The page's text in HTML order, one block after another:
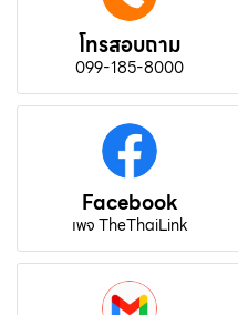
โทรสอบถาม
099-185-8000
Facebook
เพจ TheThaiLink